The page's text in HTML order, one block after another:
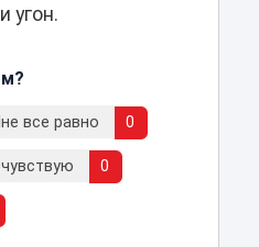
угон.
все равно 0
0